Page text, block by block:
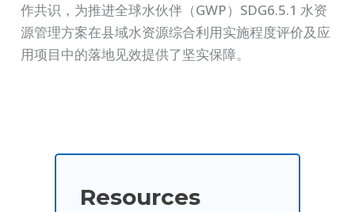
Resources
作共识，为推进全球水伙伴（GWP）SDG6.5.1 水资
源管理方案在县域水资源综合利用实施程度评价及应
用项目中的落地见效提供了坚实保障。